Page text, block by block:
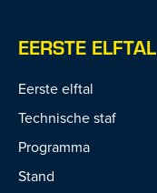
EERSTE ELFTAL
Eerste elftal
Technische staf
Programma
Stand